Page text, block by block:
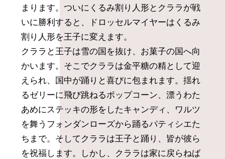
まります。ついにくるみ割り人形とクララが戦
いに勝利すると、ドロッセルマイヤーはくるみ
割り人形を王子に変えます。
クララと王子は雪の国を抜け、お菓子の国へ向
かいます。そこでクララは金平糖の精として迎
えられ、国中が踊りと喜びに包まれます。揺れ
るゼリーに飛び跳ねるポップコーン、漂うわた
あめにステッキの形をしたキャンディ、ワルツ
を舞うフォンダンローズから踊るパティシエた
ちまで。そしてクララは王子と踊り、皆が彼ら
を祝福します。しかし、クララは家に戻らねば